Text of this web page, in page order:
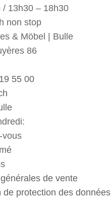
/ 13h30 – 18h30
non stop
& Möbel | Bulle
86
55 00
vous
de vente
de protection des données